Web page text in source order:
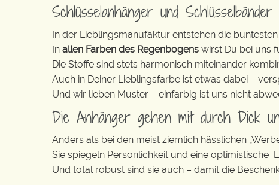
Schlüsselanhänger und
In der Lieblingsmanufaktur entstehen die
In allen Farben des Regenbogens wirst Du bei uns
Die Stoffe sind stets harmonisch miteinander
Auch in Deiner Lieblingsfarbe ist etwas dabei –
Und wir lieben Muster – einfarbig ist uns nicht
Die Anhänger gehen mit durch Dick
Anders als bei den meist ziemlich hässlichen
Sie spiegeln Persönlichkeit und eine optimistische
Und total robust sind sie auch – damit die